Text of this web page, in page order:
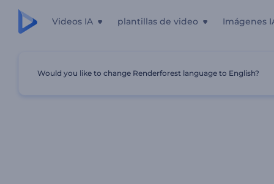
Videos IA plantillas de video Imágenes
Would you like to change Renderforest language to English?